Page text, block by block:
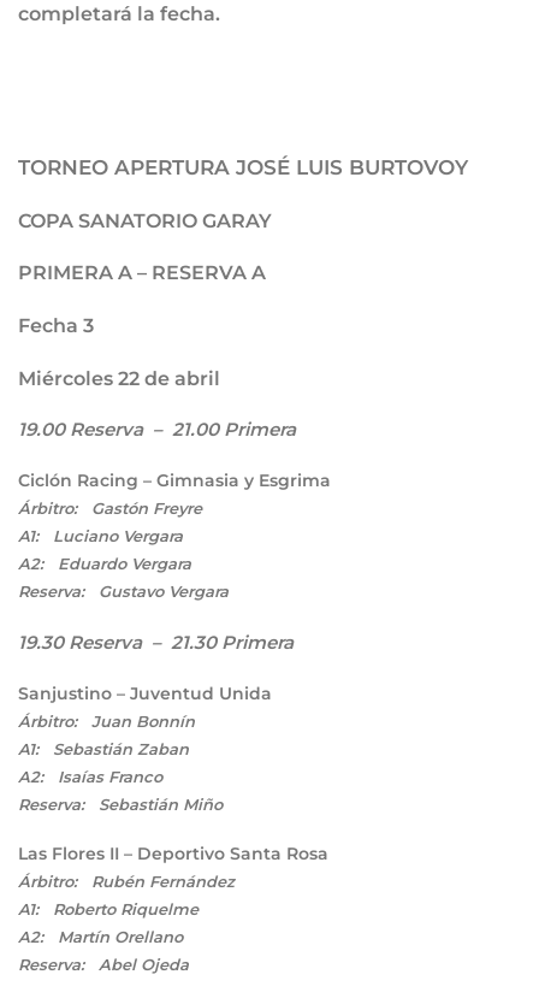
completará la fecha.
TORNEO APERTURA JOSÉ LUIS BURTOVOY
COPA SANATORIO GARAY
PRIMERA A – RESERVA A
Fecha 3
Miércoles 22 de abril
19.00 Reserva – 21.00 Primera
Ciclón Racing – Gimnasia y Esgrima
Árbitro: Gastón Freyre
A1: Luciano Vergara
A2: Eduardo Vergara
Reserva: Gustavo Vergara
19.30 Reserva – 21.30 Primera
Sanjustino – Juventud Unida
Árbitro: Juan Bonnín
A1: Sebastián Zaban
A2: Isaías Franco
Reserva: Sebastián Miño
Las Flores II – Deportivo Santa Rosa
Árbitro: Rubén Fernández
A1: Roberto Riquelme
A2: Martín Orellano
Reserva: Abel Ojeda